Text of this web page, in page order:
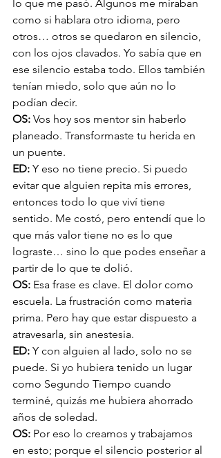
lo que me pasó. Algunos me miraban
como si hablara otro idioma, pero
otros… otros se quedaron en silencio,
con los ojos clavados. Yo sabía que en
ese silencio estaba todo. Ellos también
tenían miedo, solo que aún no lo
podían decir.
OS: Vos hoy sos mentor sin haberlo
planeado. Transformaste tu herida en
un puente.
ED: Y eso no tiene precio. Si puedo
evitar que alguien repita mis errores,
entonces todo lo que viví tiene
sentido. Me costó, pero entendí que lo
que más valor tiene no es lo que
lograste… sino lo que podes enseñar a
partir de lo que te dolió.
OS: Esa frase es clave. El dolor como
escuela. La frustración como materia
prima. Pero hay que estar dispuesto a
atravesarla, sin anestesia.
ED: Y con alguien al lado, solo no se
puede. Si yo hubiera tenido un lugar
como Segundo Tiempo cuando
terminé, quizás me hubiera ahorrado
años de soledad.
OS: Por eso lo creamos y trabajamos
en esto; porque el silencio posterior al